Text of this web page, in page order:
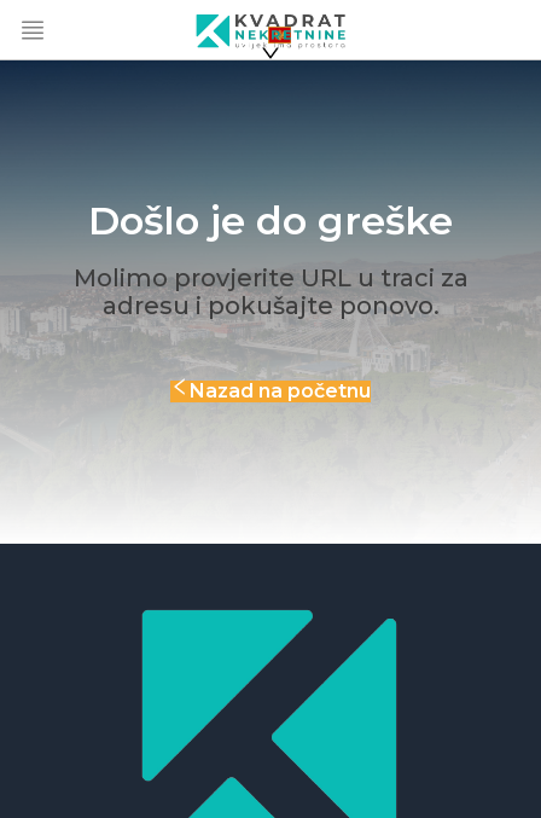
Došlo je do greške
Molimo provjerite URL u traci za
adresu i pokušajte ponovo.
Nazad na početnu